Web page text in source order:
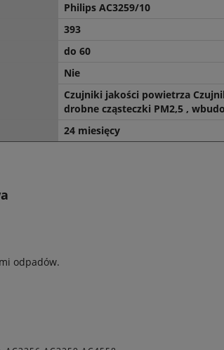
Philips AC3259/10
393
do 60
Nie
Czujniki jakości powietrza
drobne cząsteczki PM2,5 ,
24 miesięcy
odpadów.